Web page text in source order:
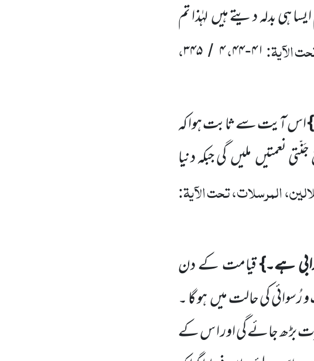
ہی بدلہ دیتے ہیںلہٰذا تم
الآیۃ:۴۱-۴۴،۴ / ۳۴۵،
اس آیت سے ثابت ہوا کہ
نعمتیںملیںگی جبکہ دنیا
المرسلات، تحت الآیۃ:
ہے۔}قیامت کے دن
رُسوائی کی حالت میںہو گا ۔
بڑھ جائے گی اور ا س کے